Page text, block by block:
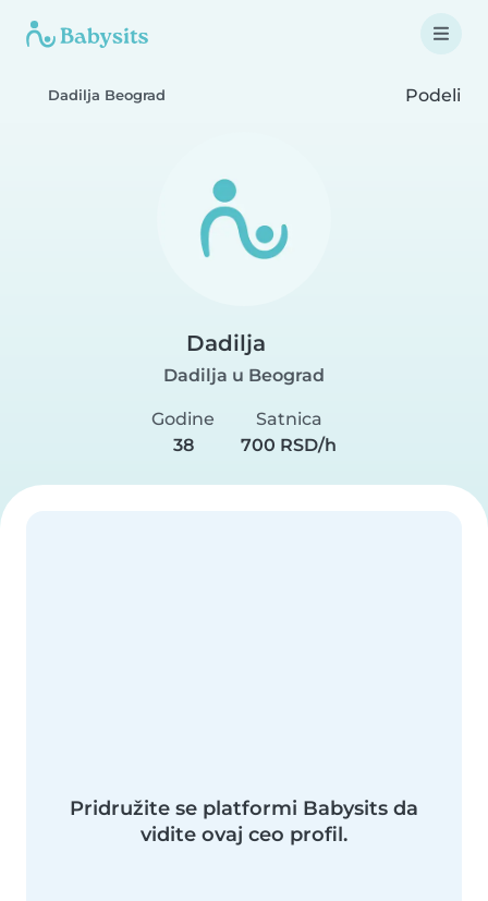
Dadilja Beograd Podeli
Dadilja
Dadilja u Beograd
Godine
38
Satnica
700 RSD/h
Pridružite se platformi Babysits da
vidite ovaj ceo profil.